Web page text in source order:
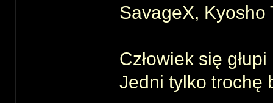
SavageX, Kyosho
Człowiek się
Jedni tylko trochę